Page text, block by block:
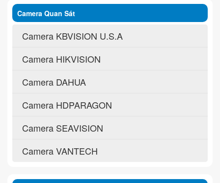
Camera Quan Sát
Camera KBVISION U.S.A
Camera HIKVISION
Camera DAHUA
Camera HDPARAGON
Camera SEAVISION
Camera VANTECH